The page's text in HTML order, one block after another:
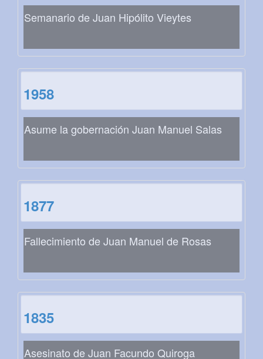
Semanario de Juan Hipólito Vieytes
1958
Asume la gobernación Juan Manuel Salas
1877
Fallecimiento de Juan Manuel de Rosas
1835
Asesinato de Juan Facundo Quiroga